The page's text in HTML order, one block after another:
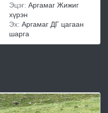
Эцэг: Аргамаг Жижиг
хүрэн
Эх: Аргамаг ДГ цагаан
шарга